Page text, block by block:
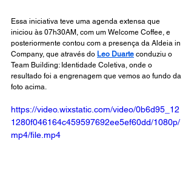
Essa iniciativa teve uma agenda extensa que
iniciou às 07h30AM, com um Welcome Coffee, e
posteriormente contou com a presença da Aldeia in
Company, que através do Leo Duarte conduziu o
Team Building: Identidade Coletiva, onde o
resultado foi a engrenagem que vemos ao fundo da
foto acima.
https://video.wixstatic.com/video/0b6d95_12
1280f046164c459597692ee5ef60dd/1080p/
mp4/file.mp4